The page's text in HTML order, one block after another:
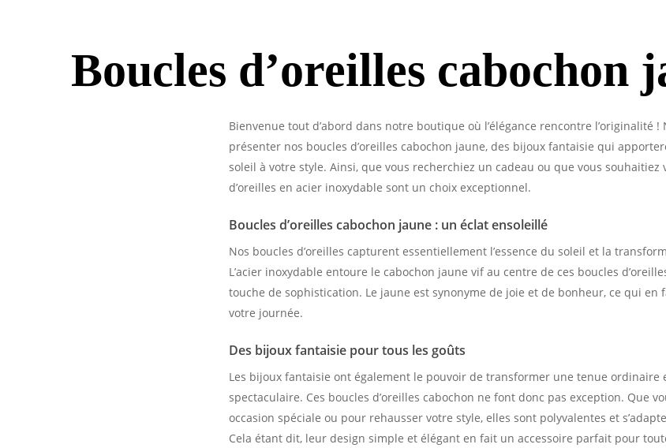
Boucles d’oreilles cabochon
Bienvenue tout d’abord dans notre boutique où l’élégance rencontre l’originalité !
présenter nos boucles d’oreilles cabochon jaune, des bijoux fantaisie qui
soleil à votre style. Ainsi, que vous recherchiez un cadeau ou que vous souhaitiez
d’oreilles en acier inoxydable sont un choix exceptionnel.
Boucles d’oreilles cabochon jaune : un éclat ensoleillé
Nos boucles d’oreilles capturent essentiellement l’essence du soleil et la
L’acier inoxydable entoure le cabochon jaune vif au centre de ces boucles
touche de sophistication. Le jaune est synonyme de joie et de bonheur, ce qui en
votre journée.
Des bijoux fantaisie pour tous les goûts
Les bijoux fantaisie ont également le pouvoir de transformer une tenue ordinaire
spectaculaire. Ces boucles d’oreilles cabochon ne font donc pas exception. Que
occasion spéciale ou pour rehausser votre style, elles sont polyvalentes et
Cela étant dit, leur design simple et élégant en fait un accessoire parfait pour